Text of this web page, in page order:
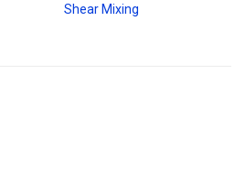
Shear Mixing